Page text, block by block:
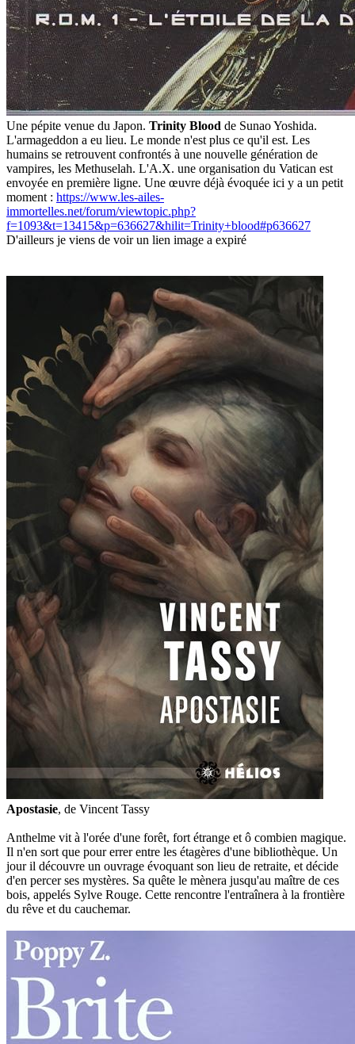
Une pépite venue du Japon. Trinity Blood de Sunao Yoshida.
L'armageddon a eu lieu. Le monde n'est plus ce qu'il est. Les
humains se retrouvent confrontés à une nouvelle génération de
vampires, les Methuselah. L'A.X. une organisation du Vatican est
envoyée en première ligne. Une œuvre déjà évoquée ici y a un petit
moment : https://www.les-ailes-
immortelles.net/forum/viewtopic.php?
f=1093&t=13415&p=636627&hilit=Trinity+blood#p636627
D'ailleurs je viens de voir un lien image a expiré
Apostasie, de Vincent Tassy
Anthelme vit à l'orée d'une forêt, fort étrange et ô combien magique.
Il n'en sort que pour errer entre les étagères d'une bibliothèque. Un
jour il découvre un ouvrage évoquant son lieu de retraite, et décide
d'en percer ses mystères. Sa quête le mènera jusqu'au maître de ces
bois, appelés Sylve Rouge. Cette rencontre l'entraînera à la frontière
du rêve et du cauchemar.